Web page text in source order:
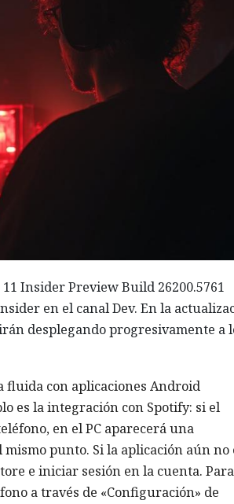
Insider Preview Build 26200.5761
en el canal Dev. En la
desplegando progresivamente a
fluida con aplicaciones Android
es la integración con Spotify: si el
en el PC aparecerá una
punto. Si la aplicación aún no
e iniciar sesión en la cuenta.
a través de «Configuración» de